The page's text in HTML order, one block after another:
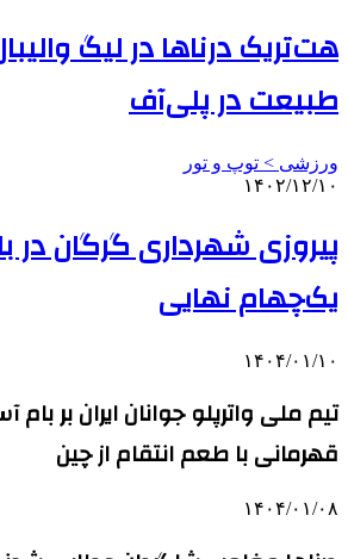
هت‌تریک درناها در لیگ
طبیعت در پلی‌آف
ورزشی > توپ و تور
۱۴۰۲/۱۲/۱۰
پیروزی شهرداری گرگان در
یک‌چهام نهایی
۱۴۰۴/۰۱/۱۰
تیم ملی واترپلو جوانان ایران بر بام
قهرمانی با طعم انتقام از چین
۱۴۰۴/۰۱/۰۸